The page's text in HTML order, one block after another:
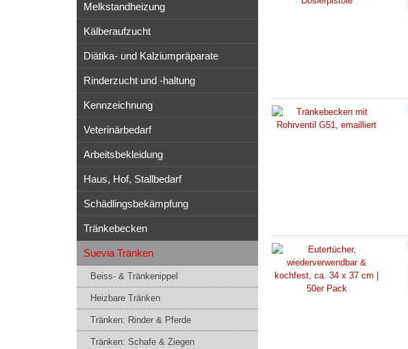
Melkstandheizung
Kälberaufzucht
Diätika- und Kalziumpräparate
Rinderzucht und -haltung
Kennzeichnung
Veterinärbedarf
Arbeitsbekleidung
Haus, Hof, Stallbedarf
Schädlingsbekämpfung
Tränkebecken
Suevia Tränken
Beiss- & Tränkenippel
Heizbare Tränken
Tränken: Rinder & Pferde
Tränken: Schafe & Ziegen